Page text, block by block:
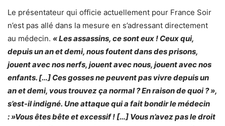
Le présentateur qui officie actuellement pour France Soir
n’est pas allé dans la mesure en s’adressant directement
au médecin. « Les assassins, ce sont eux ! Ceux qui,
depuis un an et demi, nous foutent dans des prisons,
jouent avec nos nerfs, jouent avec nous, jouent avec nos
enfants. […] Ces gosses ne peuvent pas vivre depuis un
an et demi, vous trouvez ça normal ? En raison de quoi ? »,
s’est-il indigné. Une attaque qui a fait bondir le médecin
: »Vous êtes bête et excessif ! […] Vous n’avez pas le droit